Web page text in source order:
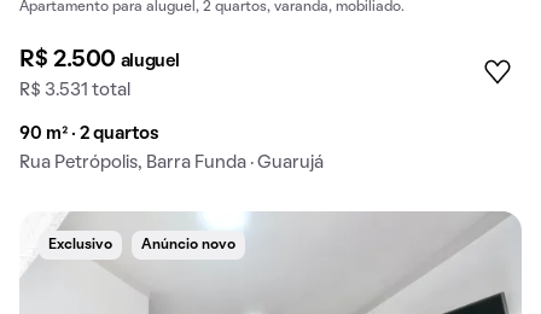
Apartamento para aluguel, 2 quartos, varanda, mobiliado.
R$ 2.500 aluguel
R$ 3.531 total
90 m² · 2 quartos
Rua Petrópolis, Barra Funda · Guarujá
Exclusivo Anúncio novo